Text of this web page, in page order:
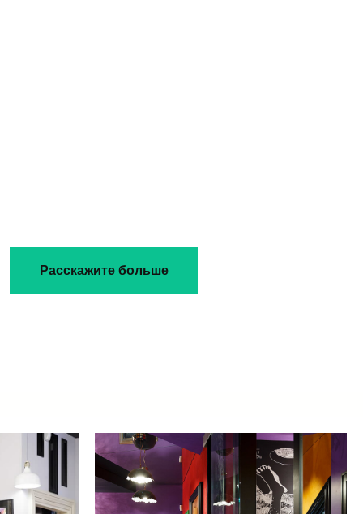
Расскажите больше